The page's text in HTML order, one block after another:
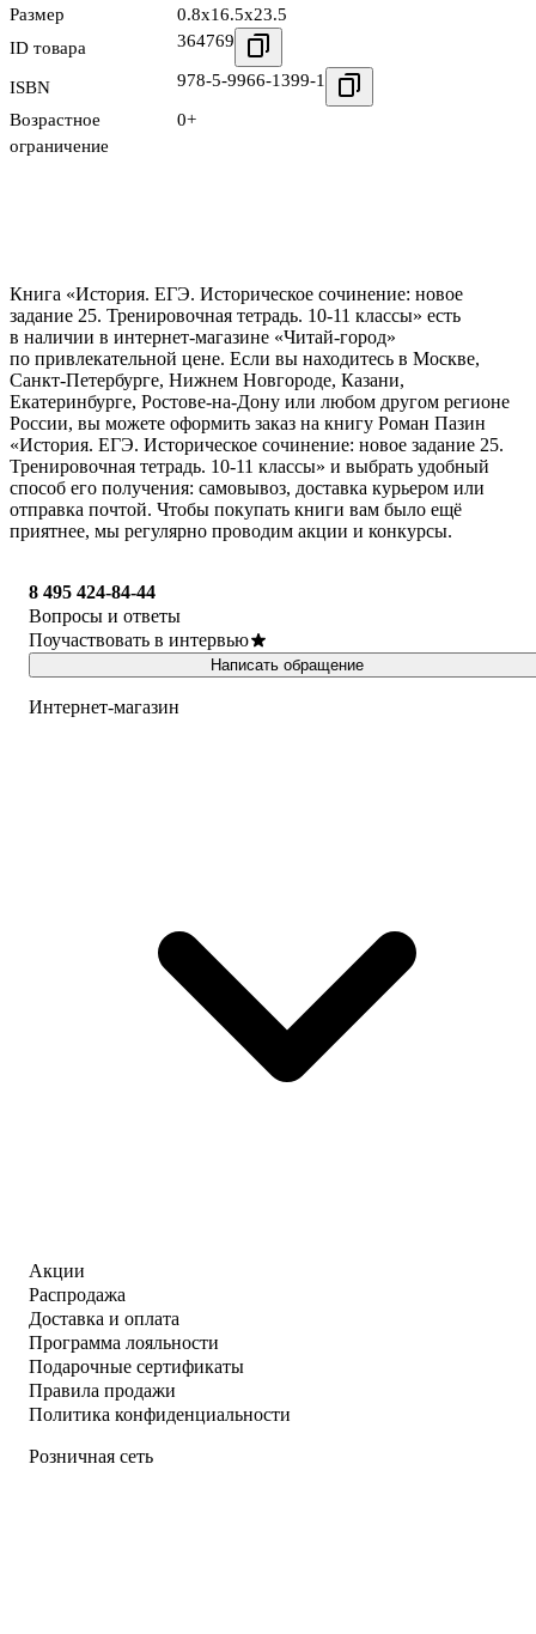
Размер
0.8x16.5x23.5
ID товара
364769
ISBN 978-5-9966-1399-1
Возрастное
ограничение
0+
Книга «История. ЕГЭ. Историческое сочинение: новое
задание 25. Тренировочная тетрадь. 10-11 классы» есть
в наличии в интернет-магазине «Читай-город»
по привлекательной цене. Если вы находитесь в Москве,
Санкт-Петербурге, Нижнем Новгороде, Казани,
Екатеринбурге, Ростове-на-Дону или любом другом регионе
России, вы можете оформить заказ на книгу Роман Пазин
«История. ЕГЭ. Историческое сочинение: новое задание 25.
Тренировочная тетрадь. 10-11 классы» и выбрать удобный
способ его получения: самовывоз, доставка курьером или
отправка почтой. Чтобы покупать книги вам было ещё
приятнее, мы регулярно проводим акции и конкурсы.
8 495 424-84-44
Вопросы и ответы
Поучаствовать в интервью
Написать обращение
Интернет-магазин
Акции
Распродажа
Доставка и оплата
Программа лояльности
Подарочные сертификаты
Правила продажи
Политика конфиденциальности
Розничная сеть